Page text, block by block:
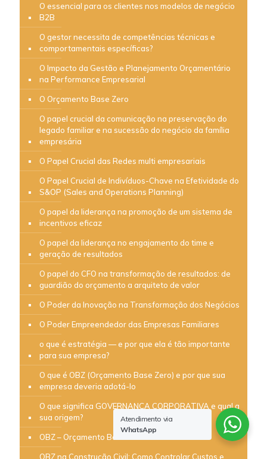
O essencial para os clientes nos modelos de negócio
B2B
O gestor necessita de competências técnicas e
comportamentais específicas?
O Impacto da Gestão e Planejamento Orçamentário
na Performance Empresarial
O Orçamento Base Zero
O papel crucial da comunicação na preservação do
legado familiar e na sucessão do negócio da família
empresária
O Papel Crucial das Redes multi empresariais
O Papel Crucial de Indivíduos-Chave na Efetividade do
S&OP (Sales and Operations Planning)
O papel da liderança na promoção de um sistema de
incentivos eficaz
O papel da liderança no engajamento do time e
geração de resultados
O papel do CFO na transformação de resultados: de
guardião do orçamento a arquiteto de valor
O Poder da Inovação na Transformação dos Negócios
O Poder Empreendedor das Empresas Familiares
o que é estratégia — e por que ela é tão importante
para sua empresa?
O que é OBZ (Orçamento Base Zero) e por que sua
empresa deveria adotá-lo
O que significa GOVERNANÇA CORPORATIVA e qual a
sua origem?
OBZ – Orçamento Base Zero
OBZ na Construção Civil: Como Controlar Custos e
Atendimento via
WhatsApp